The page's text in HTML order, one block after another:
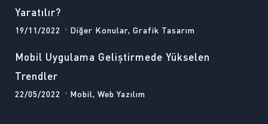
Yaratılır?
19/11/2022 Diğer Konular, Grafik Tasarım
Mobil Uygulama Geliştirmede Yükselen
Trendler
22/05/2022 Mobil, Web Yazılım